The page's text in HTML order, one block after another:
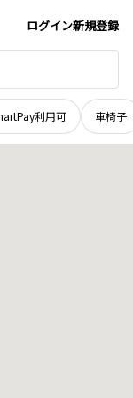
ログイン新規登録
利用可 車椅子